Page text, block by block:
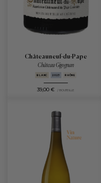
Châteauneuf-du-Pape
Château Gigognan
BLANC 2023 RHÔNE
39,00 € / BOUTEILLE